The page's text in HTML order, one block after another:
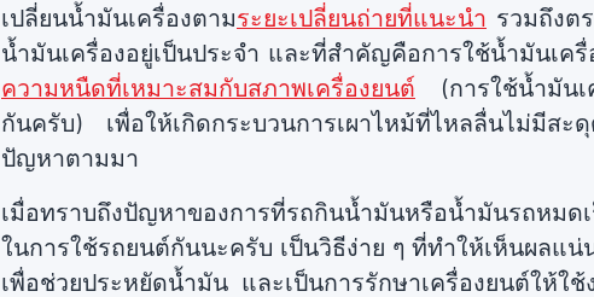
เปลี่ยนน้ำมันเครื่องตามระยะเปลี่ยนถ่ายที่แนะนำ รวมถึงต
น้ำมันเครื่องอยู่เป็นประจำ และที่สำคัญคือการใช้น้ำมันเ
ความหนืดที่เหมาะสมกับสภาพเครื่องยนต์ (การใช้น้ำมันเ
กันครับ) เพื่อให้เกิดกระบวนการเผาไหม้ที่ไหลลื่นไม่มีส
ปัญหาตามมา
เมื่อทราบถึงปัญหาของการที่รถกินน้ำมันหรือน้ำมันรถหมด
ในการใช้รถยนต์กันนะครับ เป็นวิธีง่าย ๆ ที่ทำให้เห็นผลแ
เพื่อช่วยประหยัดน้ำมัน และเป็นการรักษาเครื่องยนต์ให้